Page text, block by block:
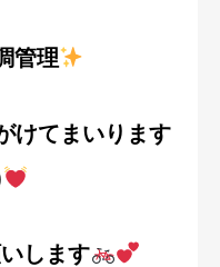
管理
けてまいります
します